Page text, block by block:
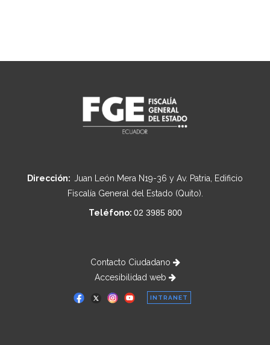
Dirección: Juan León Mera N19-36 y Av. Patria, Edificio
Fiscalía General del Estado (Quito).
Teléfono: 02 3985 800
Contacto Ciudadano
Accesibilidad web
INTRANET